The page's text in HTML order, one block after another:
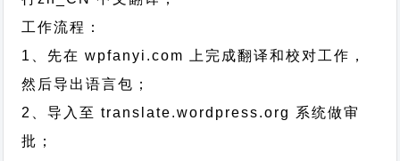
工作流程：
1、先在 wpfanyi.com 上完成翻译和校对工作，
然后导出语言包；
2、导入至 translate.wordpress.org 系统做审
批；